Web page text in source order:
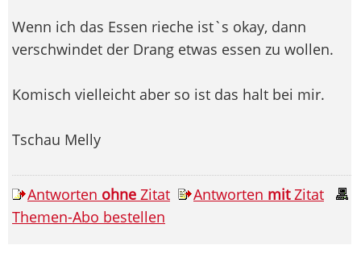
Wenn ich das Essen rieche ist`s okay, dann
verschwindet der Drang etwas essen zu wollen.
Komisch vielleicht aber so ist das halt bei mir.
Tschau Melly
Antworten ohne Zitat Antworten mitZitat
Themen-Abo bestellen